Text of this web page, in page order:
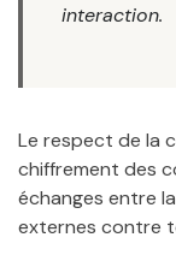
interaction.
Le respect de la
chiffrement des
échanges entre
externes contre